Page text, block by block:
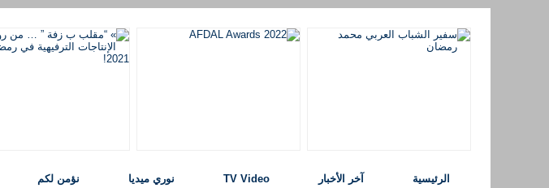
الرئيسية آخر الأخبار TV Video نوري ميديا نؤمن لكم